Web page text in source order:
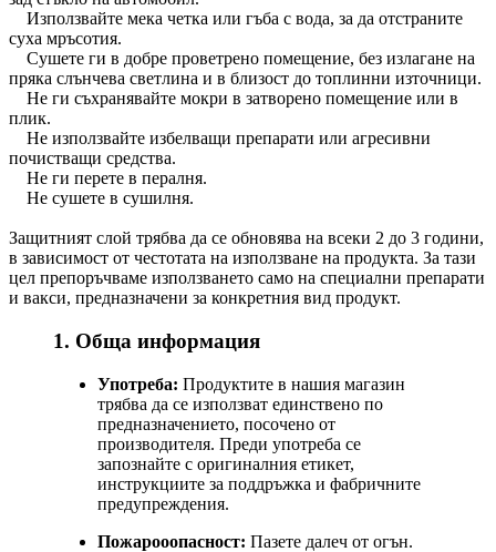
Използвайте мека четка или гъба с вода, за да отстраните
суха мръсотия.
Сушете ги в добре проветрено помещение, без излагане на
пряка слънчева светлина и в близост до топлинни източници.
Не ги съхранявайте мокри в затворено помещение или в
плик.
Не използвайте избелващи препарати или агресивни
почистващи средства.
Не ги перете в пералня.
Не сушете в сушилня.
Защитният слой трябва да се обновява на всеки 2 до 3 години,
в зависимост от честотата на използване на продукта. За тази
цел препоръчваме използването само на специални препарати
и вакси, предназначени за конкретния вид продукт.
1. Обща информация
Употреба: Продуктите в нашия магазин
трябва да се използват единствено по
предназначението, посочено от
производителя. Преди употреба се
запознайте с оригиналния етикет,
инструкциите за поддръжка и фабричните
предупреждения.
Пожарооопасност: Пазете далеч от огън.